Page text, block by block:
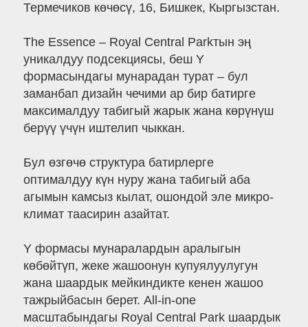
Термечиков көчөсү, 16, Бишкек, Кыргызстан.
The Essence – Royal Central Parkтын эң
уникалдуу подсекциясы, беш Y
формасындагы мунарадан турат – бул
заманбап дизайн чечими ар бир батирге
максималдуу табигый жарык жана көрүнүш
берүү үчүн иштелип чыккан.
Бул өзгөчө структура батирлерге
оптималдуу күн нуру жана табигый аба
агымын камсыз кылат, ошондой эле микро-
климат таасирин азайтат.
Y формасы мунаралардын аралыгын
көбөйтүп, жеке жашоонун купуялуулугун
жана шаардык мейкиндикте кенен жашоо
тажрыйбасын берет. All-in-one
масштабындагы Royal Central Park шаардык